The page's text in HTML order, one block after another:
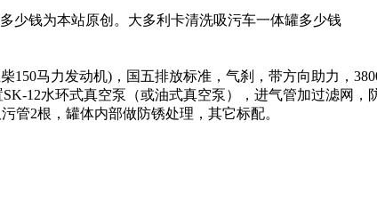
少钱为本站原创。大多利卡清洗吸污车一体罐多少钱
150马力发动机)，国五排放标准，气刹，带方向助力，
12水环式真空泵（或油式真空泵），进气管加过滤网
管2根，罐体内部做防锈处理，其它标配。